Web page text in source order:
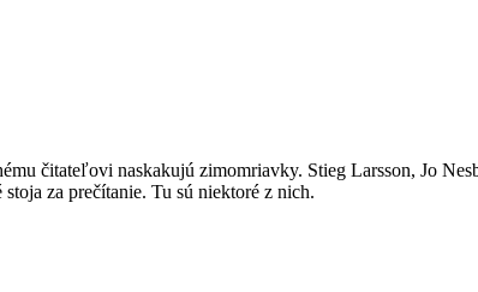
čitateľovi naskakujú zimomriavky. Stieg Larsson, Jo
za prečítanie. Tu sú niektoré z nich.